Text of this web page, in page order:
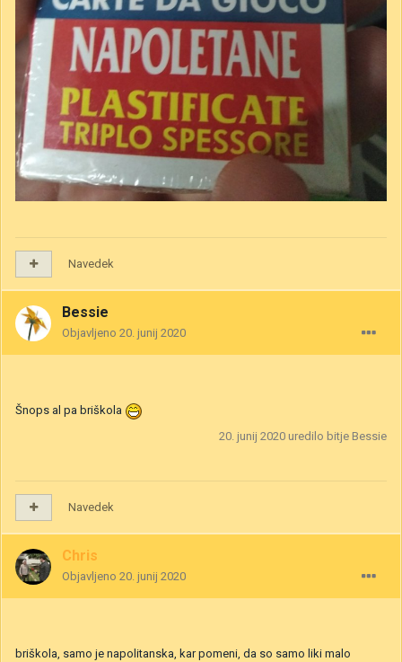
Navedek
Bessie
Objavljeno 20. junij 2020
Šnops al pa briškola
20. junij 2020 uredilo bitje Bessie
Navedek
Chris
Objavljeno 20. junij 2020
briškola, samo je napolitanska, kar pomeni, da so samo liki malo